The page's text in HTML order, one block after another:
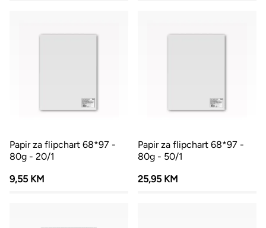
Papir za flipchart 68*97 -
80g - 20/1
9,55 KM
Papir za flipchart 68*97 -
80g - 50/1
25,95 KM